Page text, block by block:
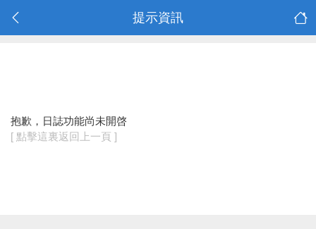
提示資訊
抱歉，日誌功能尚未開啓
[ 點擊這裏返回上一頁 ]